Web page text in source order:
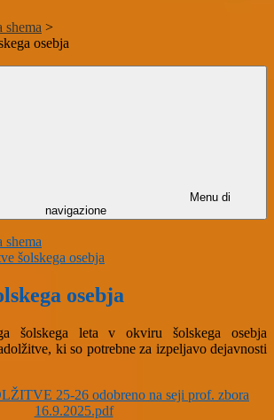
shema >
osebja
Menu di
navigazione
shema
šolskega osebja
osebja
šolskega leta v okviru šolskega osebja
ki so potrebne za izpeljavo dejavnosti
25-26 odobreno na seji prof. zbora
16.9.2025.pdf